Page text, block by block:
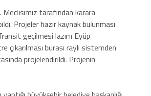
Meclisimiz tarafından karara
Projeler hazır kaynak bulunması
geçilmesi lazım Eyüp
burası raylı sistemden
projelendirildi. Projenin